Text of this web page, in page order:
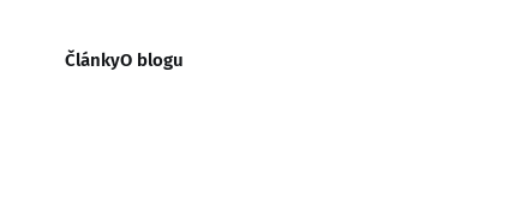
ČlánkyO blogu